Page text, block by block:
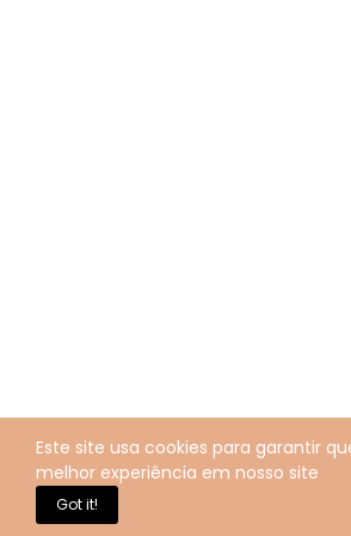
Este site usa cookies para garantir
melhor experiência em nosso site
Got it!